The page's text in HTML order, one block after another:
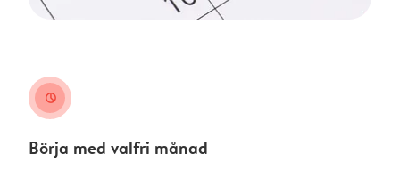
clock
Börja med valfri månad